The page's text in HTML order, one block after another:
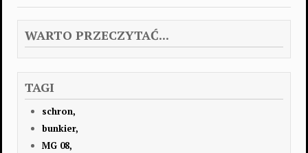
WARTO PRZECZYTAĆ...
TAGI
schron,
bunkier,
MG 08,